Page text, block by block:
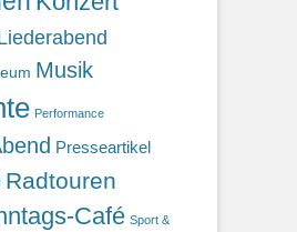
Musik
Performance
Presseartikel
Radtouren
Café Sport &